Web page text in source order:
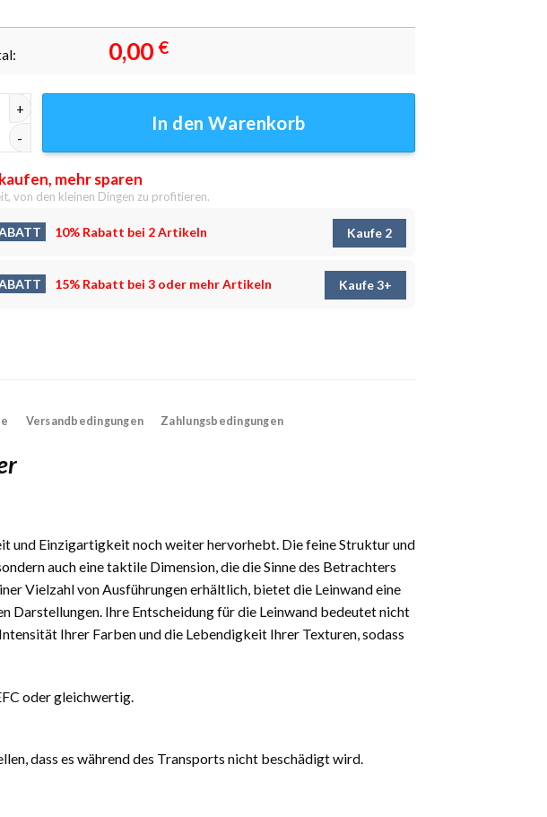
0,00 €
in Peking Leinwandbilder - Wandbilder Menge
In den Warenkorb
mehr sparen
von den kleinen Dingen zu profitieren.
10% Rabatt bei 2 Artikeln Kaufe 2
15% Rabatt bei 3 oder mehr Artikeln Kaufe 3+
Versandbedingungen Zahlungsbedingungen
und Einzigartigkeit noch weiter hervorhebt. Die feine Struktur und
auch eine taktile Dimension, die die Sinne des Betrachters
Vielzahl von Ausführungen erhältlich, bietet die Leinwand eine
Darstellungen. Ihre Entscheidung für die Leinwand bedeutet nicht
Ihrer Farben und die Lebendigkeit Ihrer Texturen, sodass
oder gleichwertig.
dass es während des Transports nicht beschädigt wird.